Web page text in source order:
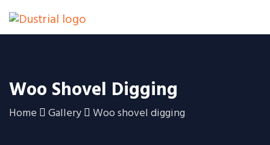
Woo Shovel Digging
Home Gallery Woo shovel digging